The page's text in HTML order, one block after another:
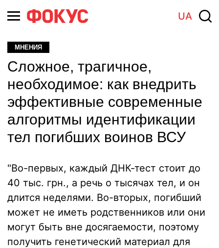
UA
МНЕНИЯ
Сложное, трагичное,
необходимое: как внедрить
эффективные современные
алгоритмы идентификации
тел погибших воинов ВСУ
"Во-первых, каждый ДНК-тест стоит до
40 тыс. грн., а речь о тысячах тел, и он
длится неделями. Во-вторых, погибший
может не иметь родственников или они
могут быть вне досягаемости, поэтому
получить генетический материал для